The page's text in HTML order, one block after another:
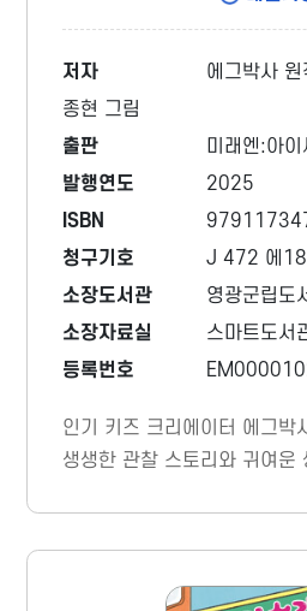
저자
에그박사
종현 그림
출판
미래엔:아이
발행연도
2025
ISBN
청구기호
J 472 에
소장도서관
영광군립도
소장자료실
스마트도서
등록번호
인기 키즈 크리에이터 에그박
생생한 관찰 스토리와 귀여운
랑스의 곤충학자 파브르의《곤
사의 눈으로 바라본 신비롭고